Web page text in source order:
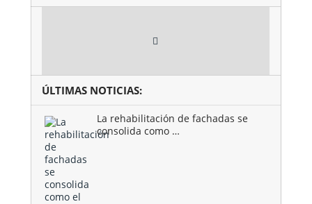
ÚLTIMAS NOTICIAS:
La rehabilitación de fachadas se
consolida como …